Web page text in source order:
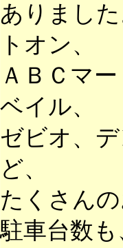
ありまし
トオン、
ＡＢＣマ
ベイル、
ゼビオ、
ど、
たくさん
駐車台数